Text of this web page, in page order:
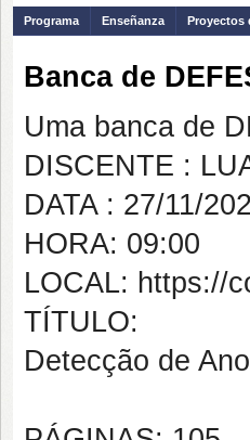
Programa Enseñanza Proyectos
Banca de
Uma banca de
DISCENTE :
DATA : 27/11/
HORA: 09:00
LOCAL: https://
TÍTULO:
Detecção de